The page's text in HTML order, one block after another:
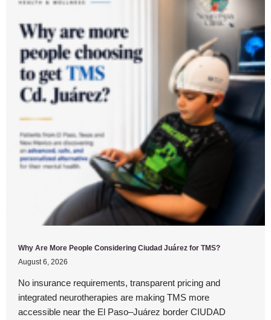
Why Are More People Considering Ciudad Juárez for TMS?
August 6, 2026
No insurance requirements, transparent pricing and
integrated neurotherapies are making TMS more
accessible near the El Paso–Juárez border CIUDAD